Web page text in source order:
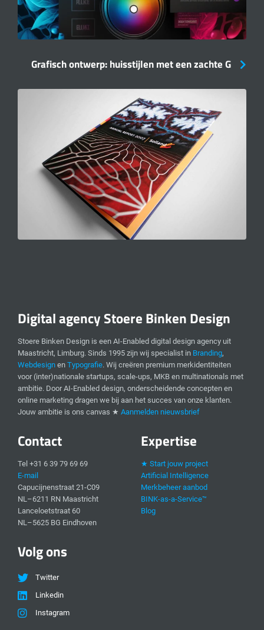
Grafisch ontwerp: huisstijlen met een zachte G
Digital agency Stoere Binken Design
Stoere Binken Design is een AI-Enabled digital design agency uit
Maastricht, Limburg. Sinds 1995 zijn wij specialist in Branding,
Webdesign en Typografie. Wij creëren premium merkidentiteiten
voor (inter)nationale startups, scale-ups, MKB en multinationals met
ambitie. Door AI-Enabled design, onderscheidende concepten en
online marketing dragen we bij aan het succes van onze klanten.
Jouw ambitie is ons canvas ★ Aanmelden nieuwsbrief
Contact
Tel +31 6 39 79 69 69
E-mail
Capucijnenstraat 21-C09
NL–6211 RN Maastricht
Lanceloetstraat 60
NL–5625 BG Eindhoven
Expertise
★ Start jouw project
Artificial Intelligence
Merkbeheer aanbod
BINK-as-a-Service™
Blog
Volg ons
Twitter
Linkedin
Instagram